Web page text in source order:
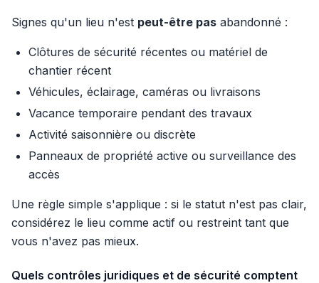
Signes qu'un lieu n'est peut-être pas abandonné :
Clôtures de sécurité récentes ou matériel de
chantier récent
Véhicules, éclairage, caméras ou livraisons
Vacance temporaire pendant des travaux
Activité saisonnière ou discrète
Panneaux de propriété active ou surveillance des
accès
Une règle simple s'applique : si le statut n'est pas clair,
considérez le lieu comme actif ou restreint tant que
vous n'avez pas mieux.
Quels contrôles juridiques et de sécurité comptent